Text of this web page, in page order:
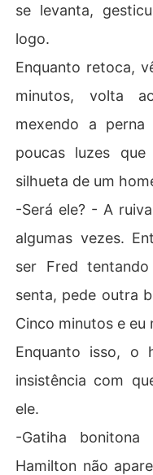
se levanta,
logo.
Enquanto retoca,
minutos, volta
mexendo a
poucas luzes
silhueta de um
-Será ele? - A
algumas vezes.
ser Fred
senta, pede outra
Cinco minutos e eu
Enquanto isso, o
insistência com
ele.
-Gatiha bonitona
Hamilton não